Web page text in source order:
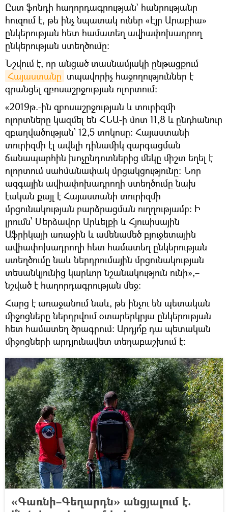
Ըստ ֆոնդի հաղորդագրության` հանրությանը
հուզում է, թե ինչ նպատակ ուներ «Էյր Արաբիա»
ընկերության հետ համատեղ ավիափոխադրող
ընկերության ստեղծումը։
Նշվում է, որ անցած տասնամյակի ընթացքում
Հայաստանը տպավորիչ հաջողություններ է
գրանցել զբոսաշրջության ոլորտում:
«2019թ.-ին զբոսաշրջության և տուրիզմի
ոլորտները կազմել են ՀՆԱ-ի մոտ 11,8 և ընդհանուր
զբաղվածության՝ 12,5 տոկոսը: Հայաստանի
տուրիզմի էլ ավելի դինամիկ զարգացման
ճանապարհին խոչընդոտներից մեկը միշտ եղել է
ոլորտում սահմանափակ մրցակցությունը։ Նոր
ազգային ավիափոխադրողի ստեղծումը նախ
էական քայլ է Հայաստանի տուրիզմի
մրցունակության բարձրացման ուղղությամբ։ Ի
լրումն՝ Մերձավոր Արևելքի և Հյուսիսային
Աֆրիկայի առաջին և ամենամեծ բյուջետային
ավիափոխադրողի հետ համատեղ ընկերության
ստեղծումը նաև ներդրումային մրցունակության
տեսանկյունից կարևոր նշանակություն ունի»,–
նշված է հաղորդագրության մեջ։
Հարց է առաջանում նաև, թե ինչու են պետական
միջոցները ներդրվում օտարերկրյա ընկերության
հետ համատեղ ծրագրում։ Արդյո՞ք դա պետական
միջոցների արդյունավետ տեղաբաշխում է։
«Գառնի–Գեղարդն» անցյալում է.